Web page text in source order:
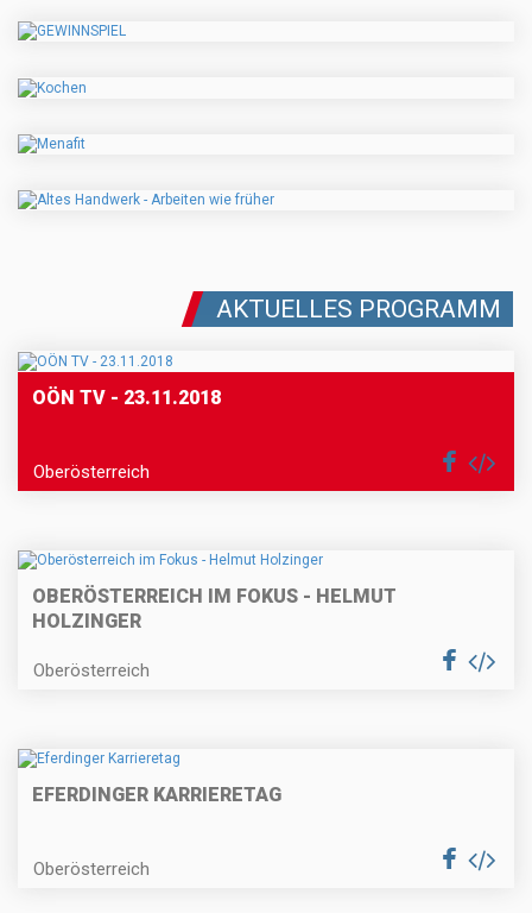
AKTUELLES PROGRAMM
OÖN TV - 23.11.2018
Oberösterreich
OBERÖSTERREICH IM FOKUS - HELMUT
HOLZINGER
Oberösterreich
EFERDINGER KARRIERETAG
Oberösterreich